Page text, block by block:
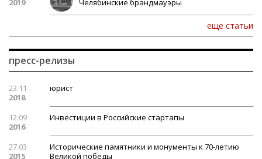
2019
Челябинские брандмауэры
еще статьи
пресс-релизы
23.11
2018
юрист
12.09
2016
Инвестиции в Российские стартапы
27.03
2015
Исторические памятники и монументы к 70-летию
Великой победы